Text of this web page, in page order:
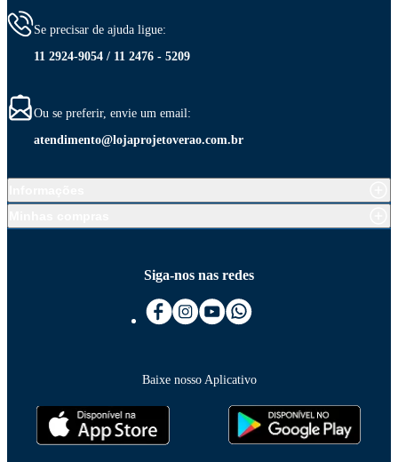
Se precisar de ajuda ligue:
11 2924-9054 / 11 2476 - 5209
Ou se preferir, envie um email:
atendimento@lojaprojetoverao.com.br
Siga-nos nas redes
Baixe nosso Aplicativo